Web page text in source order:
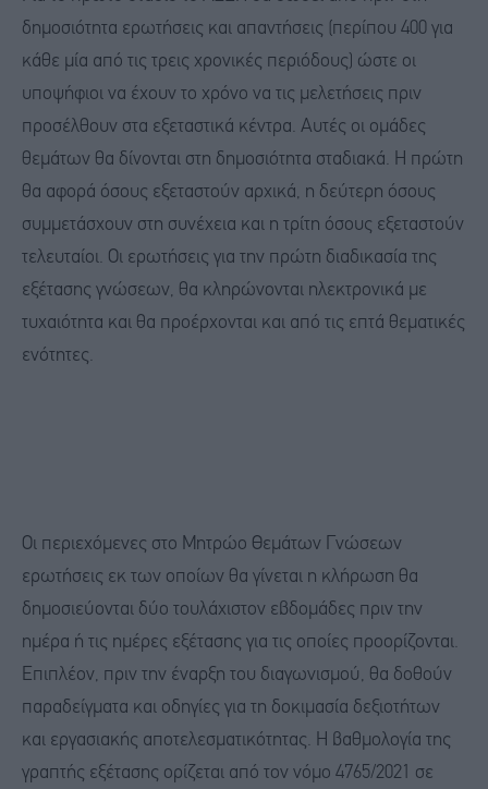
δημοσιότητα ερωτήσεις και απαντήσεις (περίπου 400 για
κάθε μία από τις τρεις χρονικές περιόδους) ώστε οι
υποψήφιοι να έχουν το χρόνο να τις μελετήσεις πριν
προσέλθουν στα εξεταστικά κέντρα. Αυτές οι ομάδες
θεμάτων θα δίνονται στη δημοσιότητα σταδιακά. Η πρώτη
θα αφορά όσους εξεταστούν αρχικά, η δεύτερη όσους
συμμετάσχουν στη συνέχεια και η τρίτη όσους εξεταστούν
τελευταίοι. Οι ερωτήσεις για την πρώτη διαδικασία της
εξέτασης γνώσεων, θα κληρώνονται ηλεκτρονικά με
τυχαιότητα και θα προέρχονται και από τις επτά θεματικές
ενότητες.
Οι περιεχόμενες στο Μητρώο Θεμάτων Γνώσεων
ερωτήσεις εκ των οποίων θα γίνεται η κλήρωση θα
δημοσιεύονται δύο τουλάχιστον εβδομάδες πριν την
ημέρα ή τις ημέρες εξέτασης για τις οποίες προορίζονται.
Επιπλέον, πριν την έναρξη του διαγωνισμού, θα δοθούν
παραδείγματα και οδηγίες για τη δοκιμασία δεξιοτήτων
και εργασιακής αποτελεσματικότητας. Η βαθμολογία της
γραπτής εξέτασης ορίζεται από τον νόμο 4765/2021 σε